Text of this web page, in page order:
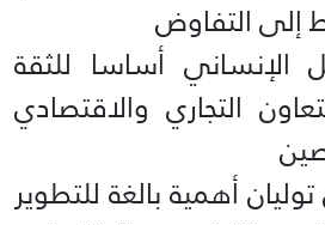
إلى التفاوض
الإنساني أساسا للثقة
التجاري والاقتصادي
أهمية بالغة للتطوير